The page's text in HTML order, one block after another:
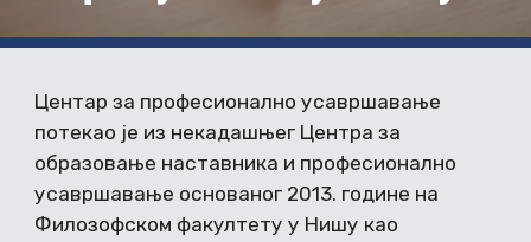
Центар за професионално усавршавање
потекао је из некадашњег Центра за
образовање наставника и професионално
усавршавање основаног 2013. године на
Филозофском факултету у Нишу као